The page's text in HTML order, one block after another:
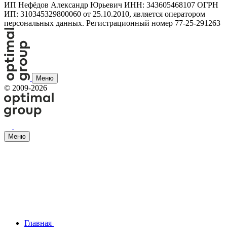
ИП Нефёдов Александр Юрьевич ИНН: 343605468107 ОГРН
ИП: 310345329800060 от 25.10.2010, является оператором
персональных данных. Регистрационный номер 77-25-291263
Меню
© 2009-2026
Меню
Главная